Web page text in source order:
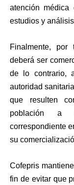
atención médica
estudios y
Finalmente,
deberá ser
de lo contrario,
autoridad
que resulten
población a
correspondiente
su
Cofepris
fin de evitar que